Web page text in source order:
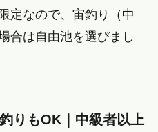
定なので、宙釣り（中
合は自由池を選びまし
りもOK｜中級者以上